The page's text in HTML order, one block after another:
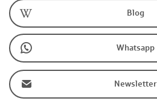
Blog
Whatsapp
Newsletter